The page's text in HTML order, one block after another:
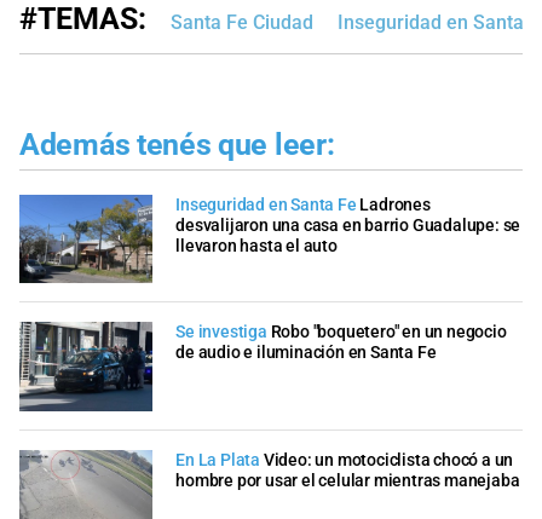
#TEMAS: Santa Fe Ciudad Inseguridad en Santa
Además tenés que leer:
Inseguridad en Santa Fe Ladrones
desvalijaron una casa en barrio Guadalupe: se
llevaron hasta el auto
Se investiga Robo "boquetero" en un negocio
de audio e iluminación en Santa Fe
En La Plata Video: un motociclista chocó a un
hombre por usar el celular mientras manejaba